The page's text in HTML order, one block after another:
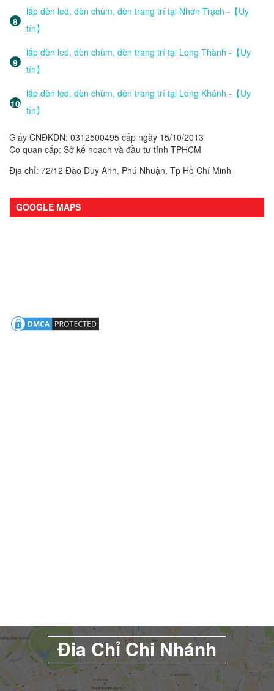
lắp đèn led, đèn chùm, đèn trang trí tại Nhơn Trạch -【Uy
tín】
lắp đèn led, đèn chùm, đèn trang trí tại Long Thành -【Uy
tín】
lắp đèn led, đèn chùm, đèn trang trí tại Long Khánh -【Uy
tín】
Giấy CNĐKDN: 0312500495 cấp ngày 15/10/2013
Cơ quan cấp: Sở kế hoạch và đầu tư tỉnh TPHCM
Địa chỉ: 72/12 Đào Duy Anh, Phú Nhuận, Tp Hồ Chí Minh
GOOGLE MAPS
Đia Chỉ Chi Nhánh